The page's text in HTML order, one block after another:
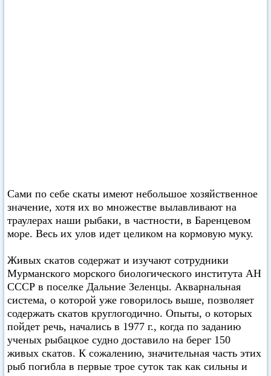
Сами по себе скаты имеют небольшое хозяйственное
значение, хотя их во множестве вылавливают на
траулерах наши рыбаки, в частности, в Баренцевом
море. Весь их улов идет целиком на кормовую муку.
Живых скатов содержат и изучают сотрудники
Мурманского морского биологического института АН
СССР в поселке Дальние Зеленцы. Акварнальная
система, о которой уже говорилось выше, позволяет
содержать скатов круглогодично. Опыты, о которых
пойдет речь, начались в 1977 г., когда по заданию
ученых рыбацкое судно доставило на берег 150
живых скатов. К сожалению, значительная часть этих
рыб погибла в первые трое суток так как сильны и